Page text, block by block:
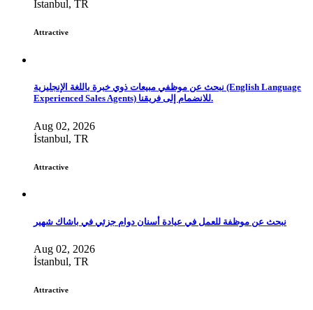
İstanbul, TR
Attractive
نبحث عن موظفي مبيعات ذوي خبرة باللغة الإنجليزية (English Language
Experienced Sales Agents) للانضمام إلى فريقنا.
Aug 02, 2026
İstanbul, TR
Attractive
نبحث عن موظفة للعمل في عيادة أسنان دوام جزئي في باشاك شهير
Aug 02, 2026
İstanbul, TR
Attractive